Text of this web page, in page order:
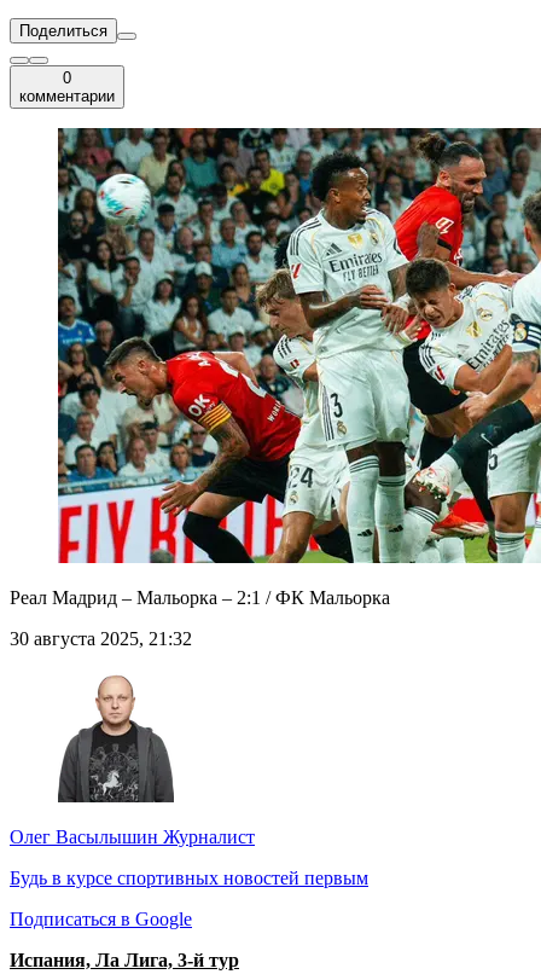
Поделиться
0
комментарии
Реал Мадрид – Мальорка – 2:1 / ФК Мальорка
30 августа 2025, 21:32
Олег Васылышин Журналист
Будь в курсе спортивных новостей первым
Подписаться в Google
Испания, Ла Лига, 3-й тур